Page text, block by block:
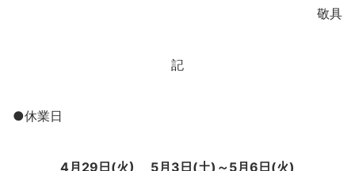
敬具
記
●休業日
4月29日(火) 5月3日(土)～5月6日(火)